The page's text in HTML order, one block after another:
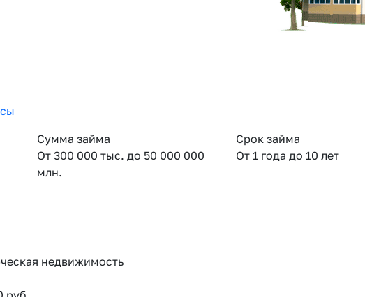
Сумма займа
От 300 000 тыс. до 50 000 000
млн.
Срок займа
От 1 года до 10 лет
недвижимость